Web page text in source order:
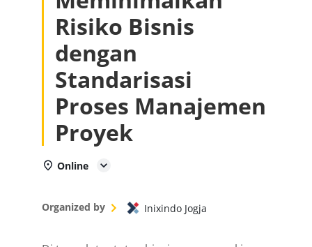
Risiko Bisnis
dengan
Standarisasi
Proses Manajemen
Proyek
Online
Organized by Inixindo Jogja